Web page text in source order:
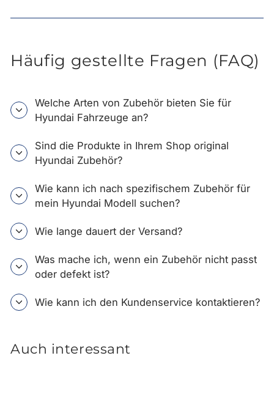
Häufig gestellte Fragen (FAQ)
Welche Arten von Zubehör bieten Sie für
Hyundai Fahrzeuge an?
Sind die Produkte in Ihrem Shop original
Hyundai Zubehör?
Wie kann ich nach spezifischem Zubehör für
mein Hyundai Modell suchen?
Wie lange dauert der Versand?
Was mache ich, wenn ein Zubehör nicht passt
oder defekt ist?
Wie kann ich den Kundenservice kontaktieren?
Auch interessant